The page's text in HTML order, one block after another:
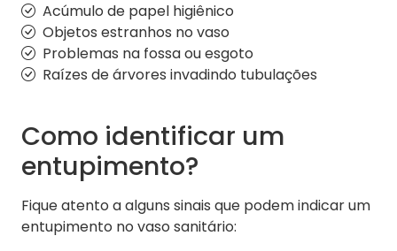
Acúmulo de papel higiênico
Objetos estranhos no vaso
Problemas na fossa ou esgoto
Raízes de árvores invadindo tubulações
Como identificar um
entupimento?
Fique atento a alguns sinais que podem indicar um
entupimento no vaso sanitário: